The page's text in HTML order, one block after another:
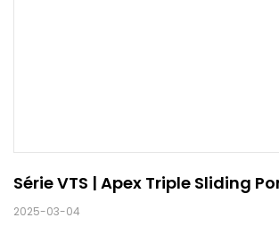
Série VTS | Apex Triple Sliding
2025-03-04